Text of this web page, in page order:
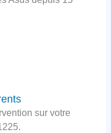
sur votre